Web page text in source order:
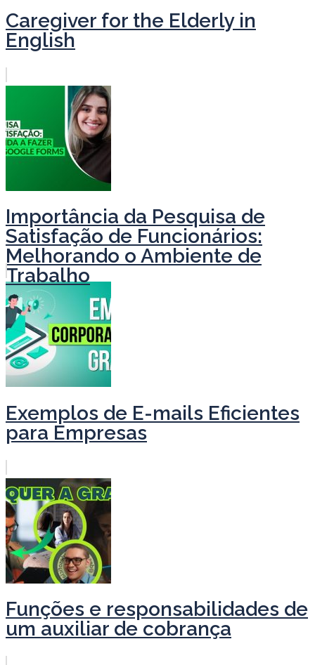
Caregiver for the Elderly in
English
Importância da Pesquisa de
Satisfação de Funcionários:
Melhorando o Ambiente de
Trabalho
Exemplos de E-mails Eficientes
para Empresas
Funções e responsabilidades de
um auxiliar de cobrança